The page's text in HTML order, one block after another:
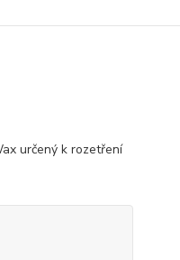
určený k rozetření